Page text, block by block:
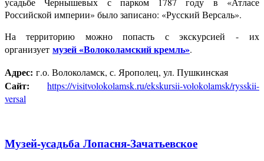
Российской империи» было записано: «Русский Версаль».
На территорию можно попасть с экскурсией - их
организует музей «Волоколамский кремль».
Адрес: г.о. Волоколамск, с. Ярополец, ул. Пушкинская
Сайт:
https://visitvolokolamsk.ru/ekskursii-volokolamsk/rysskii-
versal
Музей-усадьба Лопасня-Зачатьевское